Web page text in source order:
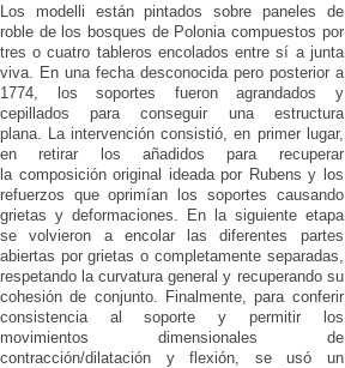
Los modelli están pintados sobre paneles de
roble de los bosques de Polonia compuestos por
tres o cuatro tableros encolados entre sí a junta
viva. En una fecha desconocida pero posterior a
1774, los soportes fueron agrandados y
cepillados para conseguir una estructura
plana. La intervención consistió, en primer lugar,
en retirar los añadidos para recuperar
la composición original ideada por Rubens y los
refuerzos que oprimían los soportes causando
grietas y deformaciones. En la siguiente etapa
se volvieron a encolar las diferentes partes
abiertas por grietas o completamente separadas,
respetando la curvatura general y recuperando su
cohesión de conjunto. Finalmente, para conferir
consistencia al soporte y permitir los
movimientos dimensionales de
contracción/dilatación y flexión, se usó un